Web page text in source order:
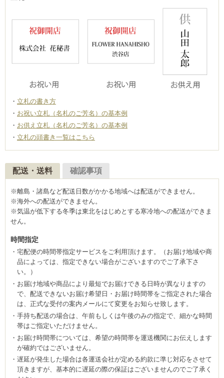
立札の書き方
お祝い立札（名札のご芳名）の基本例
お供え立札（名札のご芳名）の基本例
立札の頭書き一覧はこちら
配送・送料 確認事項
※離島・諸島など配送日数がかかる地域へは配送ができません。
※海外への配送ができません。
※気温が低下する冬季は東北をはじめとする寒冷地への配送ができま
せん。
時間指定
宅配便の時間帯指定サービスをご利用頂けます。（お届け地域や商
品によっては、指定できない場合がございますのでご了承下さ
い。）
お届け地域や商品により最短でお届けできる日時が異なりますの
で、配送できないお届け希望日・お届け時間帯をご指定された場合
は、正式な受付の案内メールにて変更をお知らせ致します。
手持ち配送の場合は、午前もしくは午後のみの指定で、細かな時間
帯はご指定いただけません。
お届け時間帯については、希望の時間帯を運送機関にお伝えします
が確約ではございません。
遅延が発生した場合は各運送会社が定める約款に準じ対応をさせて
頂きますが、基本的に遅延の際の保証はございませんのでご了承く